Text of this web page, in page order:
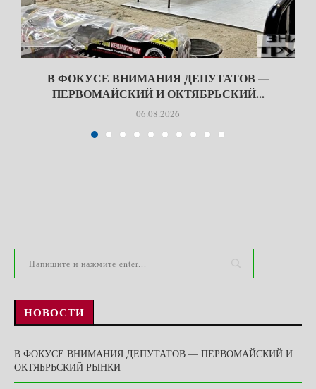
В ФОКУСЕ ВНИМАНИЯ ДЕПУТАТОВ —
ПЕРВОМАЙСКИЙ И ОКТЯБРЬСКИЙ...
06.08.2026
НОВОСТИ
В ФОКУСЕ ВНИМАНИЯ ДЕПУТАТОВ — ПЕРВОМАЙСКИЙ И
ОКТЯБРЬСКИЙ РЫНКИ